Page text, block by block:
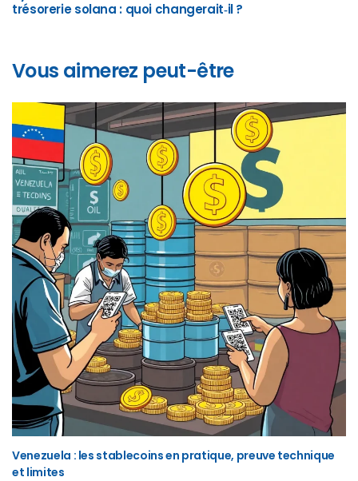
trésorerie solana : quoi changerait‑il ?
Vous aimerez peut-être
Venezuela : les stablecoins en pratique, preuve technique
et limites